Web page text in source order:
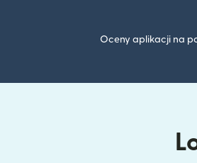
Oceny aplikacji na